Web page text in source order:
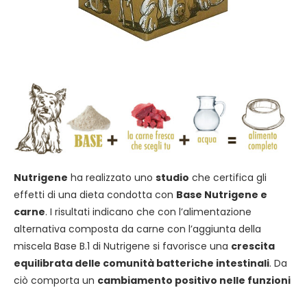
Nutrigene ha realizzato uno studio che certifica gli
effetti di una dieta condotta con Base Nutrigene e
carne. I risultati indicano che con l’alimentazione
alternativa composta da carne con l’aggiunta della
miscela Base B.1 di Nutrigene si favorisce una crescita
equilibrata delle comunità batteriche intestinali. Da
ciò comporta un cambiamento positivo nelle funzioni